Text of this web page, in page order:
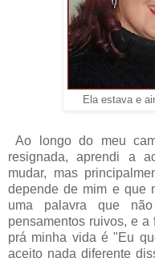
Ela estava e
Ao longo do meu
resignada, aprendi a
mudar, mas
depende de mim e que
uma palavra que
pensamentos ruivos, e
prá minha vida é "Eu
aceito nada diferente